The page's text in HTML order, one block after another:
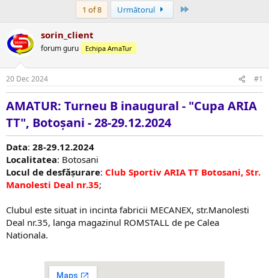
1 of 8 Următorul
sorin_client
forum guru Echipa AmaTur
20 Dec 2024 #1
AMATUR: Turneu B inaugural - "Cupa ARIA
TT", Botoșani - 28-29.12.2024
Data: 28-29.12.2024
Localitatea: Botosani
Locul de desfășurare: Club Sportiv ARIA TT Botosani, Str.
Manolesti Deal nr.35;
Clubul este situat in incinta fabricii MECANEX, str.Manolesti
Deal nr.35, langa magazinul ROMSTALL de pe Calea
Nationala.